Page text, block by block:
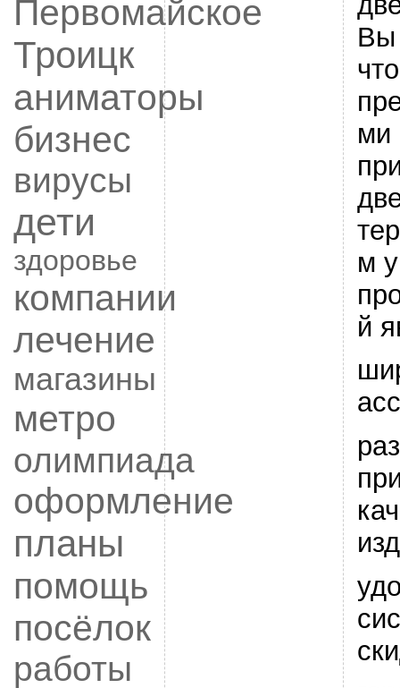
Первомайское
Троицк
аниматоры
бизнес
вирусы
дети
здоровье
компании
лечение
магазины
метро
олимпиада
оформление
планы
помощь
посёлок
работы
Вы
что
ми
м у
й